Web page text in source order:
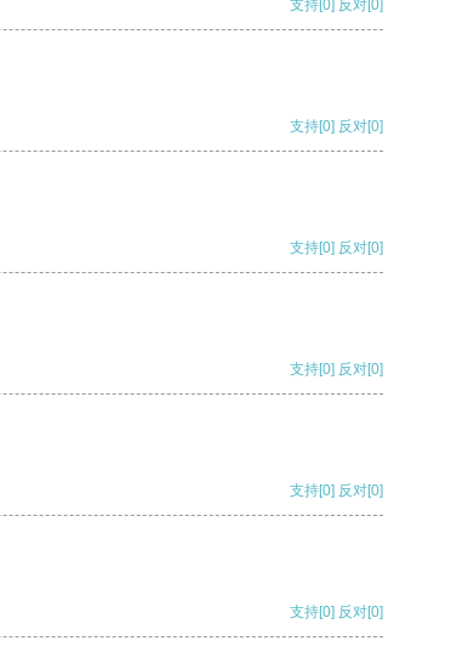
支持[0] 反对[0]
支持[0] 反对[0]
支持[0] 反对[0]
支持[0] 反对[0]
支持[0] 反对[0]
支持[0] 反对[0]